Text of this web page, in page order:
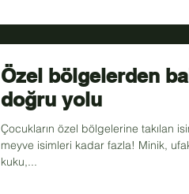
Özel bölgelerden
doğru yolu
Çocukların özel bölgelerine takılan
meyve isimleri kadar fazla! Minik,
kuku,...